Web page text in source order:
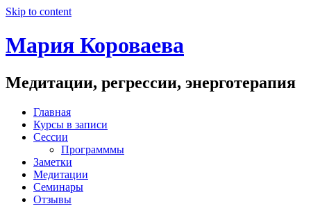
Skip to content
Мария Короваева
Медитации, регрессии, энерготерапия
Главная
Курсы в записи
Сессии
Программмы
Заметки
Медитации
Семинары
Отзывы